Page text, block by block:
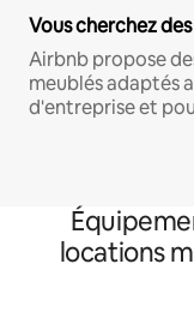
Vous cherchez
Airbnb propose
meublés adaptés
d'entreprise et
locations